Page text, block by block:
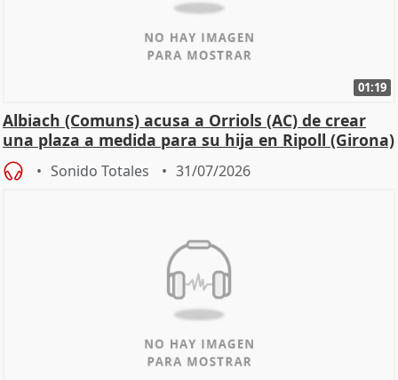
01:19
Albiach (Comuns) acusa a Orriols (AC) de crear
una plaza a medida para su hija en Ripoll (Girona)
Sonido Totales 31/07/2026